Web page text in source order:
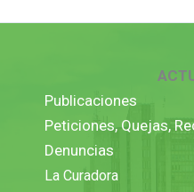
Publicaciones
Peticiones, Quejas,
Denuncias
La Curadora